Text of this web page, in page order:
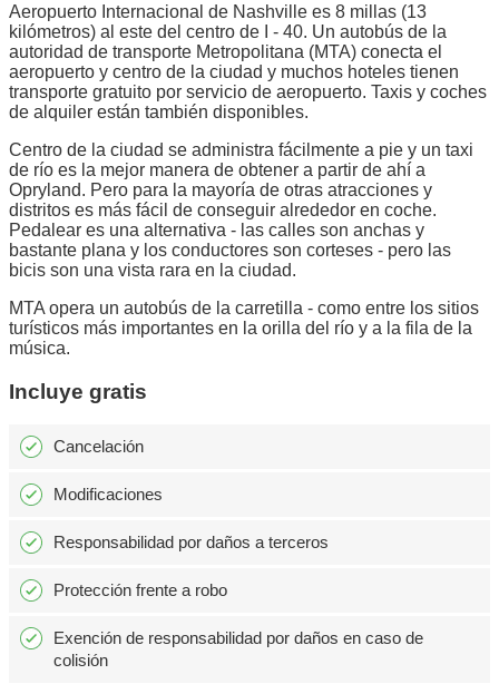
Aeropuerto Internacional de Nashville es 8 millas (13
kilómetros) al este del centro de I - 40. Un autobús de la
autoridad de transporte Metropolitana (MTA) conecta el
aeropuerto y centro de la ciudad y muchos hoteles tienen
transporte gratuito por servicio de aeropuerto. Taxis y coches
de alquiler están también disponibles.
Centro de la ciudad se administra fácilmente a pie y un taxi
de río es la mejor manera de obtener a partir de ahí a
Opryland. Pero para la mayoría de otras atracciones y
distritos es más fácil de conseguir alrededor en coche.
Pedalear es una alternativa - las calles son anchas y
bastante plana y los conductores son corteses - pero las
bicis son una vista rara en la ciudad.
MTA opera un autobús de la carretilla - como entre los sitios
turísticos más importantes en la orilla del río y a la fila de la
música.
Incluye gratis
Cancelación
Modificaciones
Responsabilidad por daños a terceros
Protección frente a robo
Exención de responsabilidad por daños en caso de
colisión